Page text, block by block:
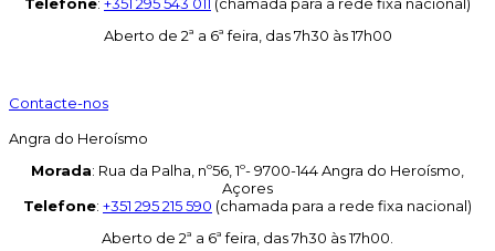
Aberto de 2ª a 6ª feira, das 7h30 às 17h00
Contacte-nos
Angra do Heroísmo
Morada: Rua da Palha, nº56, 1º- 9700-144 Angra do Heroísmo,
Açores
Telefone: +351 295 215 590 (chamada para a rede fixa nacional)
Aberto de 2ª a 6ª feira, das 7h30 às 17h00.